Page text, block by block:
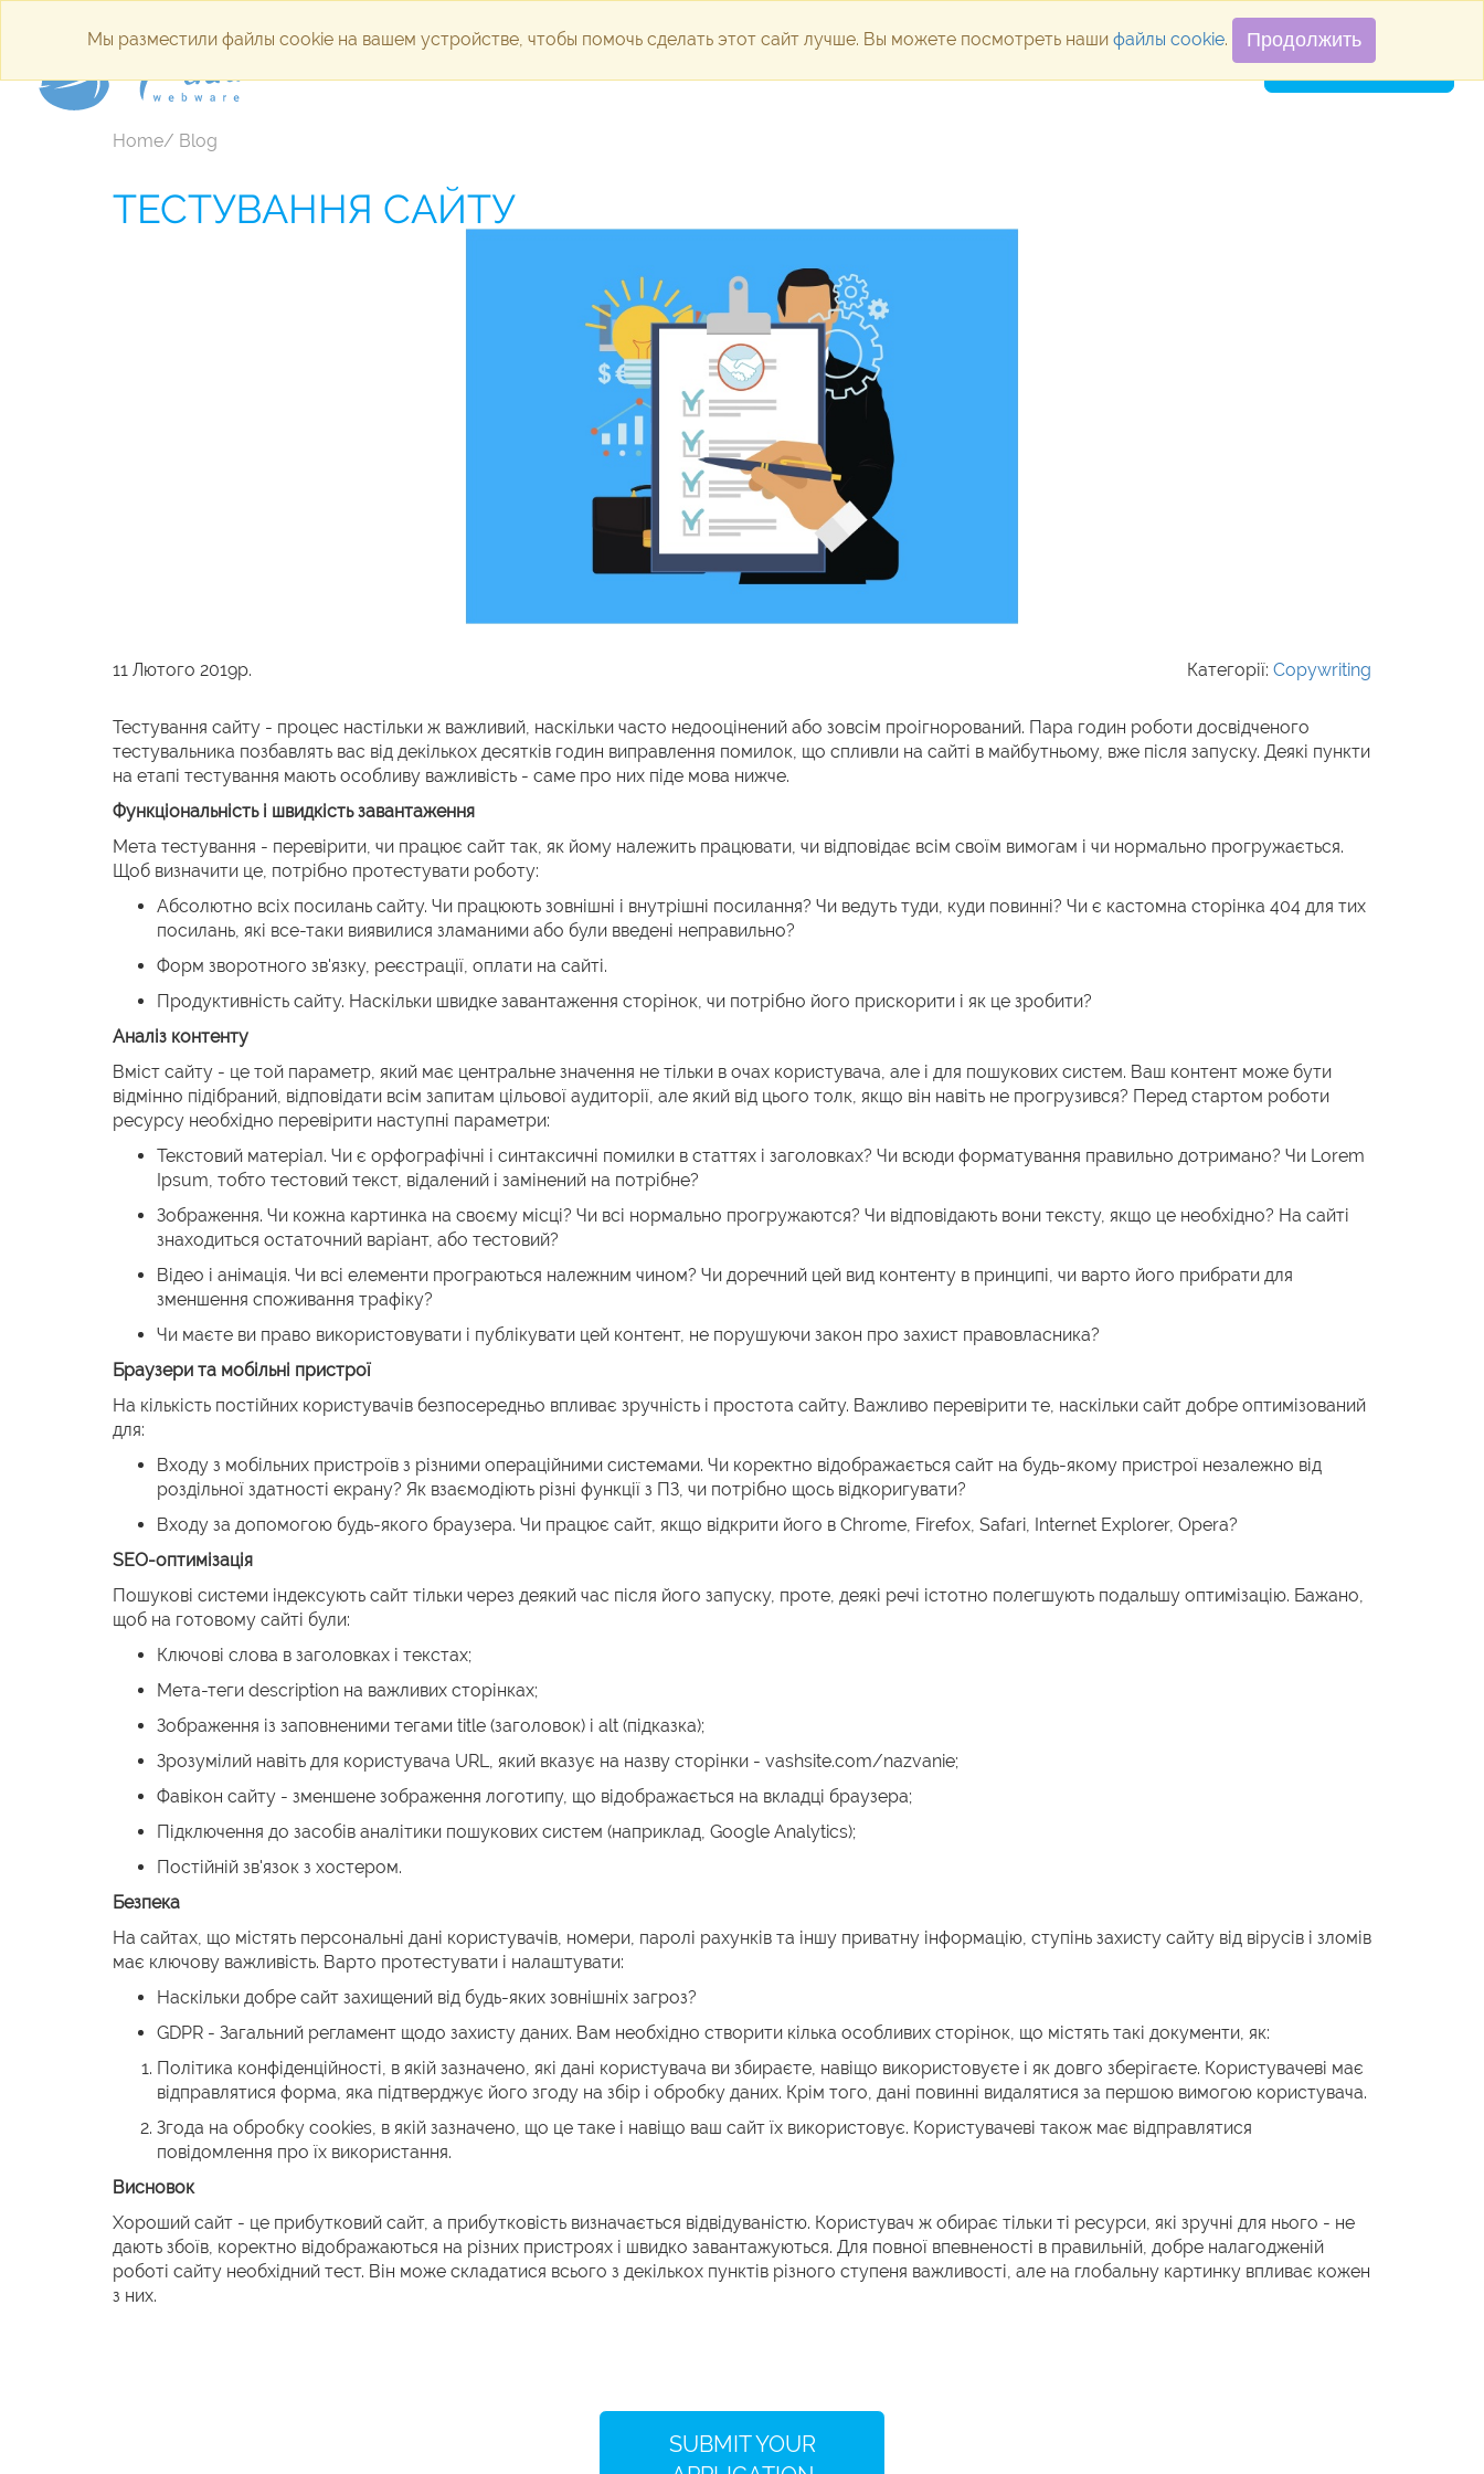
Contacts SUBMIT APPLICATION
Home/ Blog
ТЕСТУВАННЯ САЙТУ
11 Лютого 2019р. Категорії: Copywriting
Тестування сайту - процес настільки ж важливий, наскільки часто недооцінений або зовсім проігнорований. Пара годин роботи досвідченого
тестувальника позбавлять вас від декількох десятків годин виправлення помилок, що спливли на сайті в майбутньому, вже після запуску. Деякі пункти
на етапі тестування мають особливу важливість - саме про них піде мова нижче.
Функціональність і швидкість завантаження
Мета тестування - перевірити, чи працює сайт так, як йому належить працювати, чи відповідає всім своїм вимогам і чи нормально прогружається.
Щоб визначити це, потрібно протестувати роботу:
Абсолютно всіх посилань сайту. Чи працюють зовнішні і внутрішні посилання? Чи ведуть туди, куди повинні? Чи є кастомна сторінка 404 для тих
посилань, які все-таки виявилися зламаними або були введені неправильно?
Форм зворотного зв'язку, реєстрації, оплати на сайті.
Продуктивність сайту. Наскільки швидке завантаження сторінок, чи потрібно його прискорити і як це зробити?
Аналіз контенту
Вміст сайту - це той параметр, який має центральне значення не тільки в очах користувача, але і для пошукових систем. Ваш контент може бути
відмінно підібраний, відповідати всім запитам цільової аудиторії, але який від цього толк, якщо він навіть не прогрузився? Перед стартом роботи
ресурсу необхідно перевірити наступні параметри:
Текстовий матеріал. Чи є орфографічні і синтаксичні помилки в статтях і заголовках? Чи всюди форматування правильно дотримано? Чи Lorem
Ipsum, тобто тестовий текст, відалений і замінений на потрібне?
Зображення. Чи кожна картинка на своєму місці? Чи всі нормально прогружаются? Чи відповідають вони тексту, якщо це необхідно? На сайті
знаходиться остаточний варіант, або тестовий?
Відео і анімація. Чи всі елементи програються належним чином? Чи доречний цей вид контенту в принципі, чи варто його прибрати для
зменшення споживання трафіку?
Чи маєте ви право використовувати і публікувати цей контент, не порушуючи закон про захист правовласника?
Браузери та мобільні пристрої
На кількість постійних користувачів безпосередньо впливає зручність і простота сайту. Важливо перевірити те, наскільки сайт добре оптимізований
для:
Входу з мобільних пристроїв з різними операційними системами. Чи коректно відображається сайт на будь-якому пристрої незалежно від
роздільної здатності екрану? Як взаємодіють різні функції з ПЗ, чи потрібно щось відкоригувати?
Входу за допомогою будь-якого браузера. Чи працює сайт, якщо відкрити його в Chrome, Firefox, Safari, Internet Explorer, Opera?
SEO-оптимізація
Пошукові системи індексують сайт тільки через деякий час після його запуску, проте, деякі речі істотно полегшують подальшу оптимізацію. Бажано,
щоб на готовому сайті були:
Ключові слова в заголовках і текстах;
Мета-теги description на важливих сторінках;
Зображення із заповненими тегами title (заголовок) і alt (підказка);
Зрозумілий навіть для користувача URL, який вказує на назву сторінки - vashsite.com/nazvanie;
Фавікон сайту - зменшене зображення логотипу, що відображається на вкладці браузера;
Підключення до засобів аналітики пошукових систем (наприклад, Google Analytics);
Постійній зв'язок з хостером.
Безпека
На сайтах, що містять персональні дані користувачів, номери, паролі рахунків та іншу приватну інформацію, ступінь захисту сайту від вірусів і зломів
має ключову важливість. Варто протестувати і налаштувати:
Наскільки добре сайт захищений від будь-яких зовнішніх загроз?
GDPR - Загальний регламент щодо захисту даних. Вам необхідно створити кілька особливих сторінок, що містять такі документи, як:
Політика конфіденційності, в якій зазначено, які дані користувача ви збираєте, навіщо використовуєте і як довго зберігаєте. Користувачеві має
відправлятися форма, яка підтверджує його згоду на збір і обробку даних. Крім того, дані повинні видалятися за першою вимогою користувача.
Згода на обробку cookies, в якій зазначено, що це таке і навіщо ваш сайт їх використовує. Користувачеві також має відправлятися
повідомлення про їх використання.
Висновок
Хороший сайт - це прибутковий сайт, а прибутковість визначається відвідуваністю. Користувач ж обирає тільки ті ресурси, які зручні для нього - не
дають збоїв, коректно відображаються на різних пристроях і швидко завантажуються. Для повної впевненості в правильній, добре налагодженій
роботі сайту необхідний тест. Він може складатися всього з декількох пунктів різного ступеня важливості, але на глобальну картинку впливає кожен
з них.
SUBMIT YOUR
Мы разместили файлы cookie на вашем устройстве, чтобы помочь сделать этот сайт лучше. Вы можете посмотреть наши файлы cookie. Продолжить